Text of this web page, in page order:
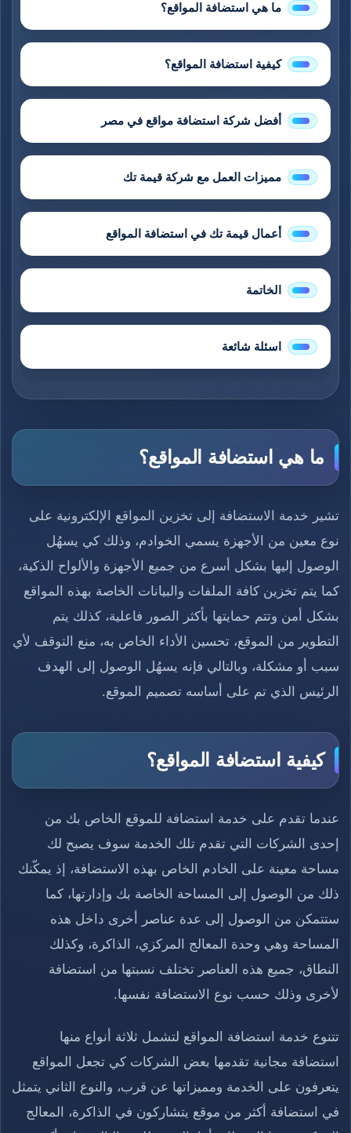
ما هي استضافة المواقع؟
كيفية استضافة المواقع؟
أفضل شركة استضافة مواقع في مصر
مميزات العمل مع شركة قيمة تك
أعمال قيمة تك في استضافة المواقع
الخاتمة
اسئلة شائعة
ما هي استضافة المواقع؟
تشير خدمة الاستضافة إلى تخزين المواقع الإلكترونية على
نوع معين من الأجهزة يسمي الخوادم، وذلك كي يسهُل
الوصول إليها بشكل أسرع من جميع الأجهزة والألواح الذكية،
كما يتم تخزين كافة الملفات والبيانات الخاصة بهذه المواقع
بشكل أمن وتتم حمايتها بأكثر الصور فاعلية، كذلك يتم
التطوير من الموقع، تحسين الأداء الخاص به، منع التوقف لأي
سبب أو مشكلة، وبالتالي فإنه يسهُل الوصول إلى الهدف
الرئيس الذي تم على أساسه تصميم الموقع.
كيفية استضافة المواقع؟
عندما تقدم على خدمة استضافة للموقع الخاص بك من
إحدى الشركات التي تقدم تلك الخدمة سوف يصبح لك
مساحة معينة على الخادم الخاص بهذه الاستضافة، إذ يمكّنك
ذلك من الوصول إلى المساحة الخاصة بك وإدارتها، كما
ستتمكن من الوصول إلى عدة عناصر أخرى داخل هذه
المساحة وهي وحدة المعالج المركزي، الذاكرة، وكذلك
النطاق، جميع هذه العناصر تختلف نسبتها من استضافة
لأخرى وذلك حسب نوع الاستضافة نفسها.
تتنوع خدمة استضافة المواقع لتشمل ثلاثة أنواع منها
استضافة مجانية تقدمها بعض الشركات كي تجعل المواقع
يتعرفون على الخدمة ومميزاتها عن قرب، والنوع الثاني يتمثل
في استضافة أكثر من موقع يتشاركون في الذاكرة، المعالج